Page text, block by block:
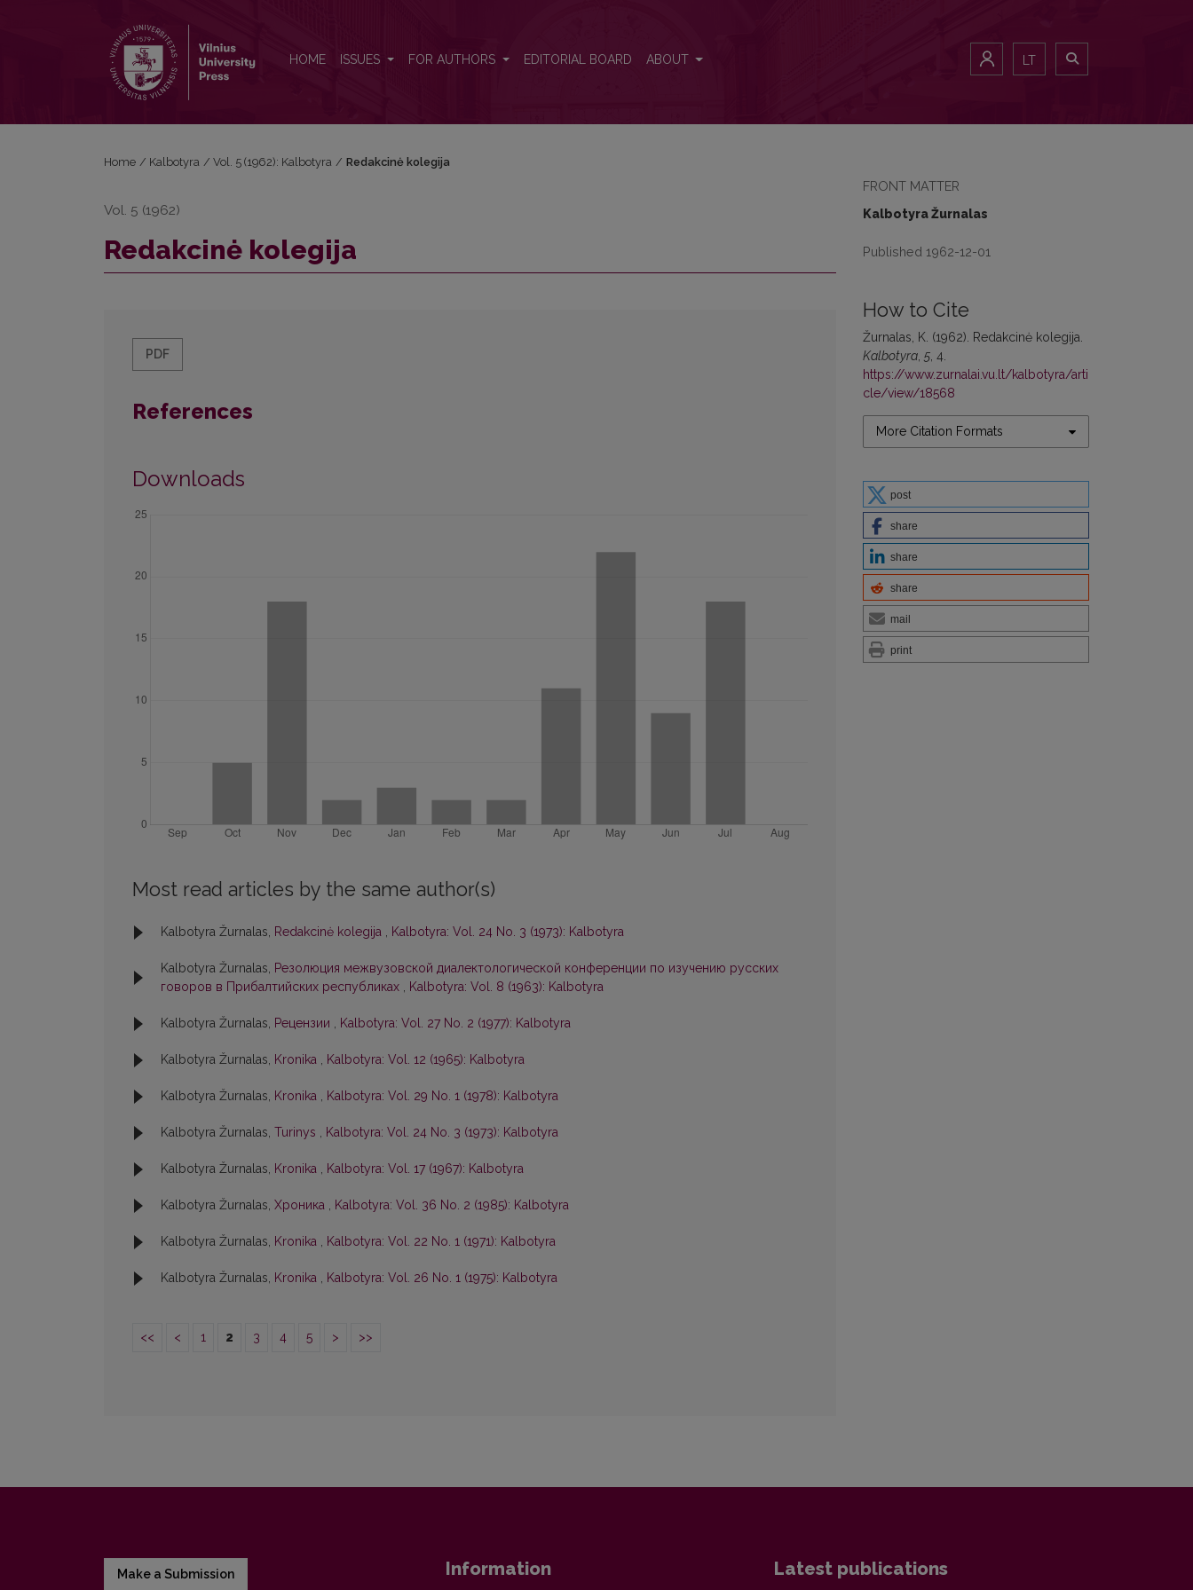
HOME ISSUES FOR AUTHORS EDITORIAL BOARD ABOUT LT
FRONT MATTER
Kalbotyra Žurnalas
Published 1962-12-01
How to Cite
Žurnalas, K. (1962). Redakcinė kolegija.
Kalbotyra 5 , 4.
https://www.zurnalai.vu.lt/kalbotyra/arti
cle/view/18568
More Citation Formats
post
share
share
share
mail
print
Home / Kalbotyra / Vol. 5 (1962): Kalbotyra / Redakcinė kolegija
Vol. 5 (1962)
Redakcinė kolegija
PDF
References
Downloads
Most read articles by the same author(s)
Kalbotyra Žurnalas, Redakcinė kolegija , Kalbotyra: Vol. 24 No. 3 (1973): Kalbotyra
Kalbotyra Žurnalas, Резолюция межвузовской диалектологической конференции по изучению русских
говоров в Прибалтийских республиках , Kalbotyra: Vol. 8 (1963): Kalbotyra
Kalbotyra Žurnalas, Рецензии , Kalbotyra: Vol. 27 No. 2 (1977): Kalbotyra
Kalbotyra Žurnalas, Kronika , Kalbotyra: Vol. 12 (1965): Kalbotyra
Kalbotyra Žurnalas, Kronika , Kalbotyra: Vol. 29 No. 1 (1978): Kalbotyra
Kalbotyra Žurnalas, Turinys , Kalbotyra: Vol. 24 No. 3 (1973): Kalbotyra
Kalbotyra Žurnalas, Kronika , Kalbotyra: Vol. 17 (1967): Kalbotyra
Kalbotyra Žurnalas, Хроника , Kalbotyra: Vol. 36 No. 2 (1985): Kalbotyra
Kalbotyra Žurnalas, Kronika , Kalbotyra: Vol. 22 No. 1 (1971): Kalbotyra
Kalbotyra Žurnalas, Kronika , Kalbotyra: Vol. 26 No. 1 (1975): Kalbotyra
<< < 1 2 3 4 5 > >>
Make a Submission Information Latest publications